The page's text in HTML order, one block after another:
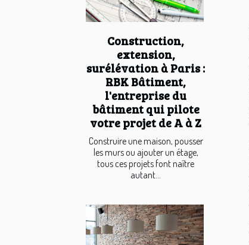
Construction,
extension,
surélévation à Paris :
RBK Bâtiment,
l'entreprise du
bâtiment qui pilote
votre projet de A à Z
Construire une maison, pousser
les murs ou ajouter un étage,
tous ces projets font naître
autant...